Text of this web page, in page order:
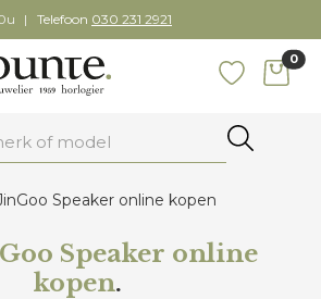
Telefoon 030 231 2921
0
Speaker online kopen
Speaker online
kopen.